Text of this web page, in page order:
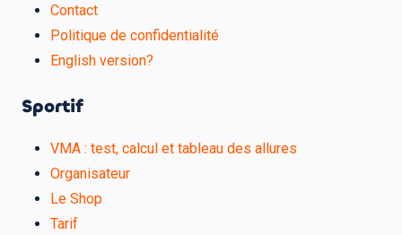
Contact
Politique de confidentialité
English version?
Sportif
VMA : test, calcul et tableau des allures
Organisateur
Le Shop
Tarif